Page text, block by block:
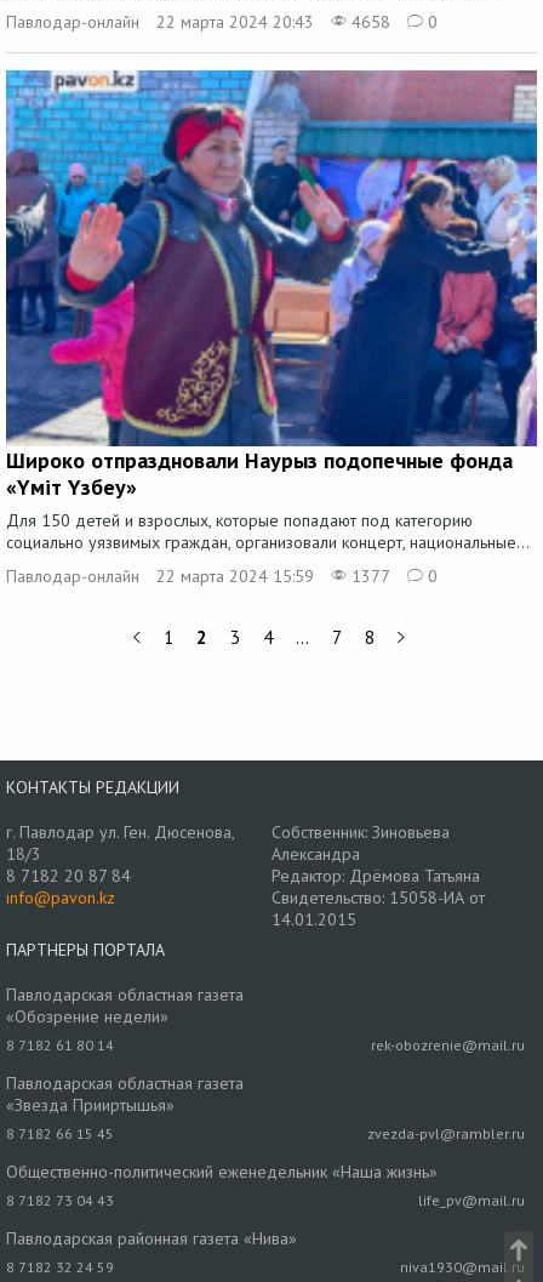
Павлодар-онлайн
22 марта 2024 20:43 4658 0
Широко отпраздновали Наурыз подопечные фонда
«Yмiт Yзбеу»
Для 150 детей и взрослых, которые попадают под категорию
социально уязвимых граждан, организовали концерт, национальные...
Павлодар-онлайн
22 марта 2024 15:59 1377 0
1 2 3 4 … 7 8
КОНТАКТЫ РЕДАКЦИИ
г. Павлодар ул. Ген. Дюсенова,
18/3
8 7182 20 87 84
info@pavon.kz
Собственник: Зиновьева
Александра
Редактор: Дрёмова Татьяна
Свидетельство: 15058-ИА от
14.01.2015
ПАРТНЕРЫ ПОРТАЛА
Павлодарская областная газета
«Обозрение недели»
8 7182 61 80 14 rek-obozrenie@mail.ru
Павлодарская областная газета
«Звезда Прииртышья»
8 7182 66 15 45 zvezda-pvl@rambler.ru
Общественно-политический еженедельник «Наша жизнь»
8 7182 73 04 43 life_pv@mail.ru
Павлодарская районная газета «Нива»
8 7182 32 24 59 niva1930@mail.ru